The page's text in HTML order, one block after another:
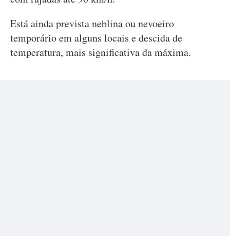
Está ainda prevista neblina ou nevoeiro
temporário em alguns locais e descida de
temperatura, mais significativa da máxima.